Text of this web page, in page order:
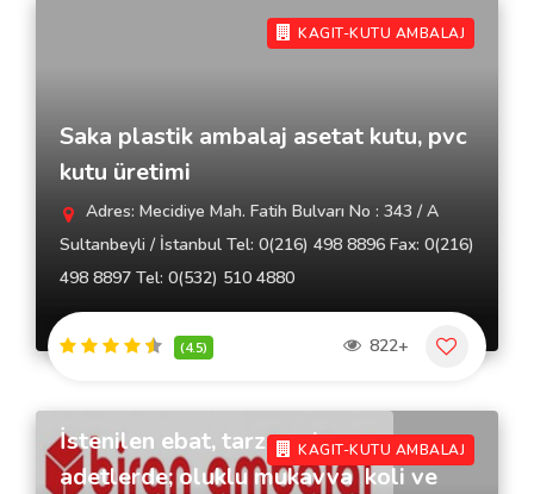
KAGIT-KUTU AMBALAJ
Saka plastik ambalaj asetat kutu, pvc
kutu üretimi
Adres: Mecidiye Mah. Fatih Bulvarı No : 343 / A
Sultanbeyli / İstanbul Tel: 0(216) 498 8896 Fax: 0(216)
498 8897 Tel: 0(532) 510 4880
(4.5) 822+
KAGIT-KUTU AMBALAJ
İstenilen ebat, tarz, renk ve
adetlerde; oluklu mukavva koli ve